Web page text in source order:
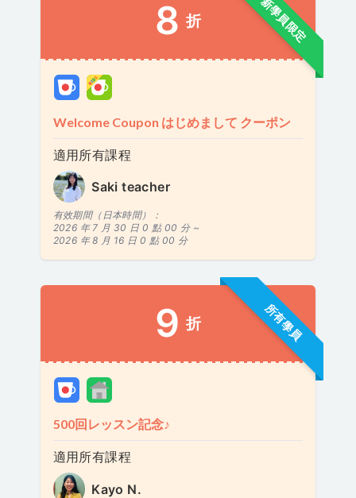
新學員限定
8 折
Welcome Coupon はじめまして クーポン
適用所有課程
Saki teacher
有效期間（日本時間）：
2026 年 7 月 30 日 0 點 00 分 ~
2026 年 8 月 16 日 0 點 00 分
所有學員
9 折
500回レッスン記念♪
適用所有課程
Kayo N.